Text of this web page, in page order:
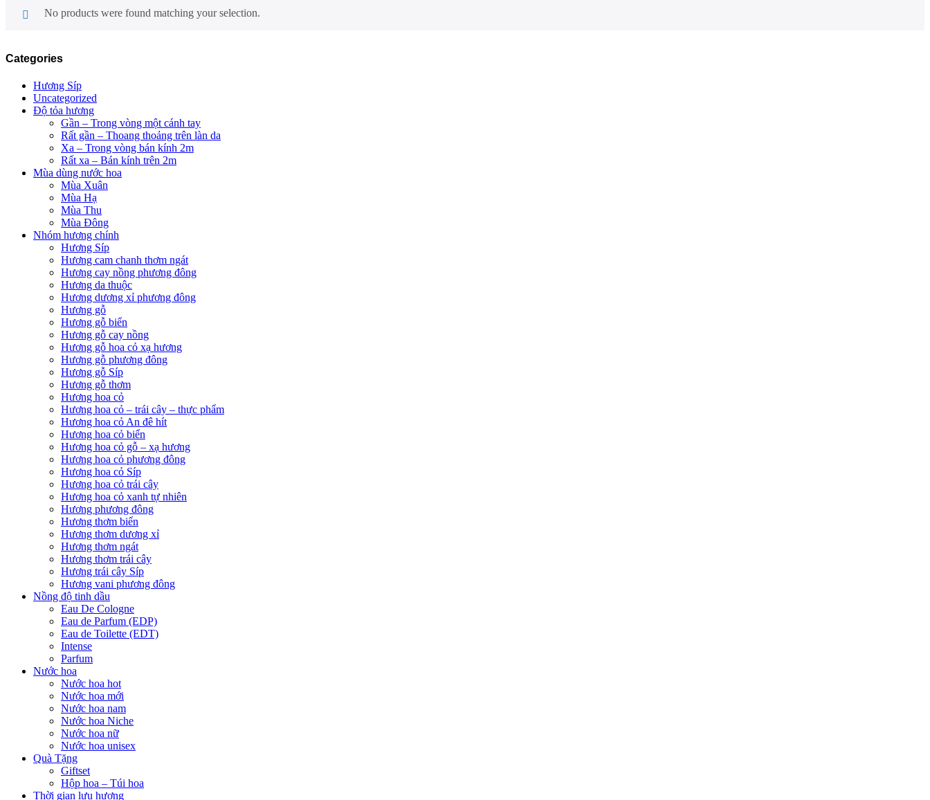
No products were found matching your selection.
Categories
Hương Síp
Uncategorized
Độ tỏa hương
Gần – Trong vòng một cánh tay
Rất gần – Thoang thoảng trên làn da
Xa – Trong vòng bán kính 2m
Rất xa – Bán kính trên 2m
Mùa dùng nước hoa
Mùa Xuân
Mùa Hạ
Mùa Thu
Mùa Đông
Nhóm hương chính
Hương Síp
Hương cam chanh thơm ngát
Hương cay nồng phương đông
Hương da thuộc
Hương dương xỉ phương đông
Hương gỗ
Hương gỗ biển
Hương gỗ cay nồng
Hương gỗ hoa cỏ xạ hương
Hương gỗ phương đông
Hương gỗ Síp
Hương gỗ thơm
Hương hoa cỏ
Hương hoa cỏ – trái cây – thực phẩm
Hương hoa cỏ An đê hít
Hương hoa cỏ biển
Hương hoa cỏ gỗ – xạ hương
Hương hoa cỏ phương đông
Hương hoa cỏ Síp
Hương hoa cỏ trái cây
Hương hoa cỏ xanh tự nhiên
Hương phương đông
Hương thơm biển
Hương thơm dương xỉ
Hương thơm ngát
Hương thơm trái cây
Hương trái cây Síp
Hương vani phương đông
Nồng độ tinh dầu
Eau De Cologne
Eau de Parfum (EDP)
Eau de Toilette (EDT)
Intense
Parfum
Nước hoa
Nước hoa hot
Nước hoa mới
Nước hoa nam
Nước hoa Niche
Nước hoa nữ
Nước hoa unisex
Quà Tặng
Giftset
Hộp hoa – Túi hoa
Thời gian lưu hương